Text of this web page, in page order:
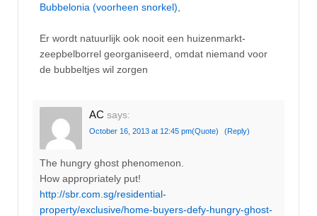
Bubbelonia (voorheen snorkel)
Er wordt natuurlijk ook nooit een huizenmarkt-
zeepbelborrel georganiseerd, omdat niemand voor
de bubbeltjes wil zorgen
AC says:
October 16, 2013 at 12:45 pm(Quote) (Reply)
The hungry ghost phenomenon.
How appropriately put!
http://sbr.com.sg/residential-
property/exclusive/home-buyers-defy-hungry-ghost-